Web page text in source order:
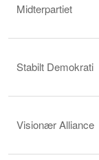
Midterpartiet
Stabilt Demokrati
Visionær Alliance